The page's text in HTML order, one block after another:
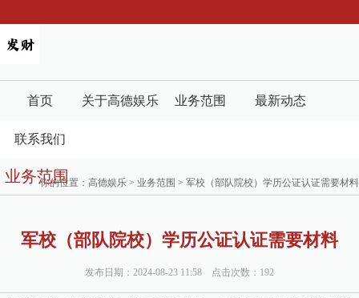
首页 关于高德娱乐 业务范围 最新动态
联系我们
业务范围
你的位置： 高德娱乐 > 业务范围 > 军校（部队院校）学历公证认证需要材料
军校（部队院校）学历公证认证需要材料
发布日期：2024-08-23 11:58 点击次数：192